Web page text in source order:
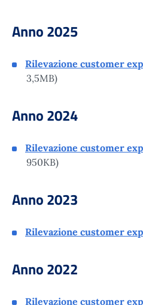
Anno 2025
Rilevazione customer
3,5MB)
Anno 2024
Rilevazione customer
950KB)
Anno 2023
Rilevazione customer
Anno 2022
Rilevazione customer